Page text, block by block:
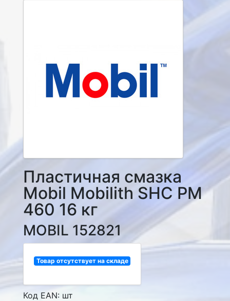
Пластичная смазка
Mobil Mobilith SHC PM
460 16 кг
MOBIL 152821
Товар отсутствует на складе
Код EAN: шт